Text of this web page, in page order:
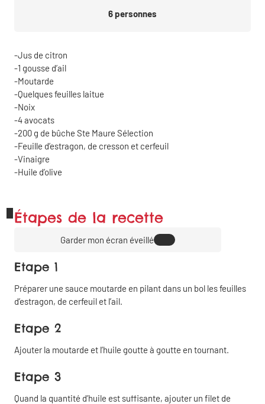
6personnes
Jus de citron
1 gousse d’ail
Moutarde
Quelques feuilles laitue
Noix
4 avocats
200 g de bûche Ste Maure Sélection
Feuille d’estragon, de cresson et cerfeuil
Vinaigre
Huile d’olive
Étapes de la recette
Garder mon écran éveillé
Etape 1
Préparer une sauce moutarde en pilant dans un bol les feuilles
d’estragon, de cerfeuil et l’ail.
Etape 2
Ajouter la moutarde et l’huile goutte à goutte en tournant.
Etape 3
Quand la quantité d’huile est suffisante, ajouter un filet de